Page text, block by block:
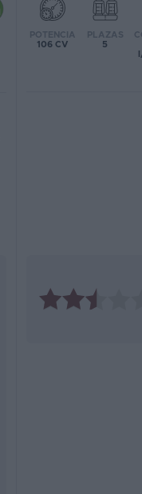
POTENCIA
106 CV
PLAZAS
5